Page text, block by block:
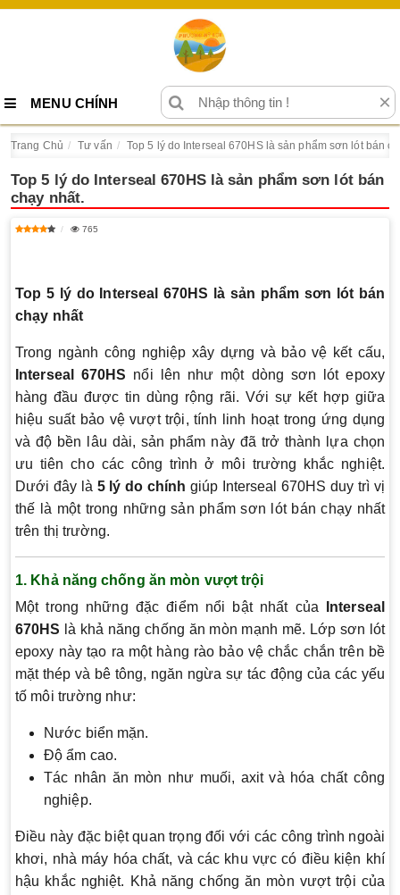
MENU CHÍNH ×
Trang Chủ Tư vấn Top 5 lý do Interseal 670HS là sản phẩm sơn lót bán
Top 5 lý do Interseal 670HS là sản phẩm sơn lót bán
chạy nhất.
765
Top 5 lý do Interseal 670HS là sản phẩm sơn lót bán
chạy nhất
Trong ngành công nghiệp xây dựng và bảo vệ kết cấu,
Interseal 670HS nổi lên như một dòng sơn lót epoxy
hàng đầu được tin dùng rộng rãi. Với sự kết hợp giữa
hiệu suất bảo vệ vượt trội, tính linh hoạt trong ứng dụng
và độ bền lâu dài, sản phẩm này đã trở thành lựa chọn
ưu tiên cho các công trình ở môi trường khắc nghiệt.
Dưới đây là 5 lý do chính giúp Interseal 670HS duy trì vị
thế là một trong những sản phẩm sơn lót bán chạy nhất
trên thị trường.
1. Khả năng chống ăn mòn vượt trội
Một trong những đặc điểm nổi bật nhất của
Interseal
670HS là khả năng chống ăn mòn mạnh mẽ. Lớp sơn lót
epoxy này tạo ra một hàng rào bảo vệ chắc chắn trên bề
mặt thép và bê tông, ngăn ngừa sự tác động của các yếu
tố môi trường như:
Nước biển mặn.
Độ ẩm cao.
Tác nhân ăn mòn như muối, axit và hóa chất công
nghiệp.
Điều này đặc biệt quan trọng đối với các công trình ngoài
khơi, nhà máy hóa chất, và các khu vực có điều kiện khí
hậu khắc nghiệt. Khả năng chống ăn mòn vượt trội của